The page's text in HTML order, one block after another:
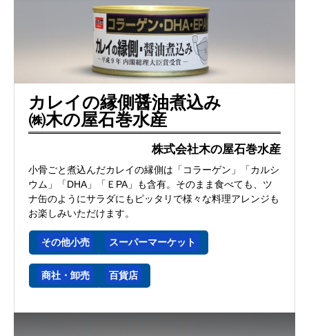
カレイの縁側醤油煮込み
㈱木の屋石巻水産
株式会社木の屋石巻水産
小骨ごと煮込んだカレイの縁側は「コラーゲン」「カルシ
ウム」「DHA」「ＥPA」も含有。そのまま食べても、ツ
ナ缶のようにサラダにもピッタリで様々な料理アレンジも
お楽しみいただけます。
その他小売 スーパーマーケット
商社・卸売 百貨店